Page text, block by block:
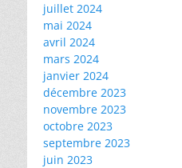
juillet 2024
mai 2024
avril 2024
mars 2024
janvier 2024
décembre 2023
novembre 2023
octobre 2023
septembre 2023
juin 2023